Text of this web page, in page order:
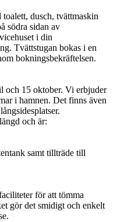
dusch, tvättmaskin
södra sidan av
i din
Tvättstugan bokas i en
bokningsbekräftelsen.
och 15 oktober. Vi erbjuder
i hamnen. Det finns även
och är:
samt tillträde till
för att tömma
gör det smidigt och enkelt